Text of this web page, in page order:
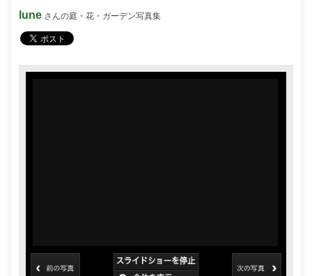
luneさんの庭・花・ガーデン写真集